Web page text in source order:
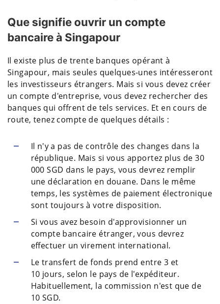
Que signifie ouvrir un compte
bancaire à Singapour
Il existe plus de trente banques opérant à
Singapour, mais seules quelques-unes intéresseront
les investisseurs étrangers. Mais si vous devez créer
un compte d'entreprise, vous devez rechercher des
banques qui offrent de tels services. Et en cours de
route, tenez compte de quelques détails :
Il n'y a pas de contrôle des changes dans la
république. Mais si vous apportez plus de 30
000 SGD dans le pays, vous devrez remplir
une déclaration en douane. Dans le même
temps, les systèmes de paiement électronique
sont toujours à votre disposition.
Si vous avez besoin d'approvisionner un
compte bancaire étranger, vous devrez
effectuer un virement international.
Le transfert de fonds prend entre 3 et
10 jours, selon le pays de l'expéditeur.
Habituellement, la commission n'est que de
10 SGD.